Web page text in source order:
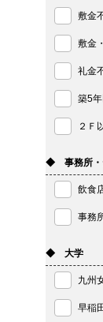
敷金
敷金
礼金
築5
２Ｆ
◆ 事務所・
飲食
事務
◆ 大学
九州
早稲